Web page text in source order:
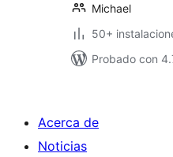
Michael
50+
Probado con
Acerca de
Noticias